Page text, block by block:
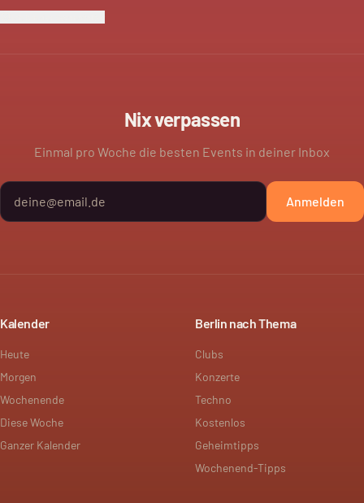
Nix verpassen
Einmal pro Woche die besten Events in deiner Inbox
Anmelden
Kalender
Heute
Morgen
Wochenende
Diese Woche
Ganzer Kalender
Berlin nach Thema
Clubs
Konzerte
Techno
Kostenlos
Geheimtipps
Wochenend-Tipps